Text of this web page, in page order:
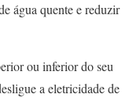
água quente e reduzir
ou inferior do seu
a eletricidade de